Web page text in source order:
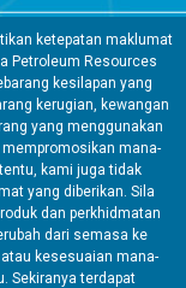
ketepatan maklumat
Petroleum Resources
kesilapan yang
kerugian, kewangan
yang menggunakan
mana-
kami juga tidak
yang diberikan. Sila
dan perkhidmatan
dari semasa ke
kesesuaian mana-
Sekiranya terdapat